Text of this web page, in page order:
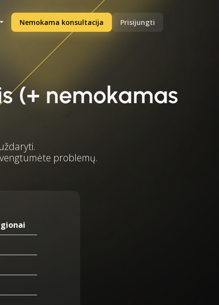
Nemokama konsultacija Prisijungti
(+ nemokamas
problemų.